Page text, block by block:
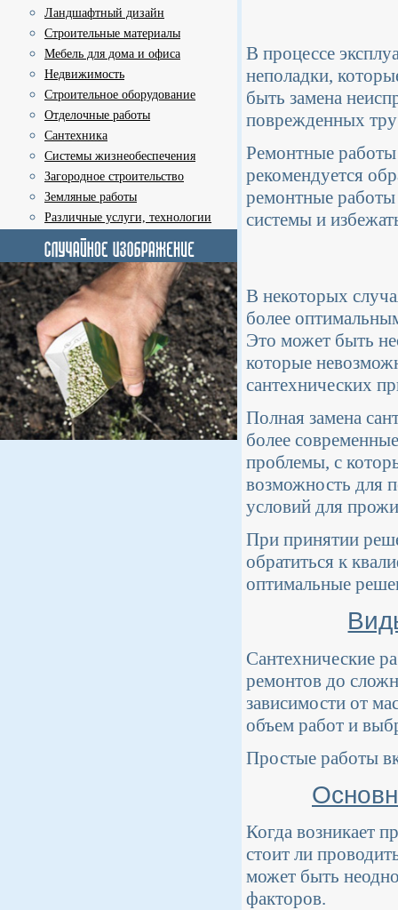
Ландшафтный дизайн
Строительные материалы
Мебель для дома и офиса
Недвижимость
Строительное оборудование
Отделочные работы
Сантехника
Системы жизнеобеспечения
Загородное строительство
Земляные работы
Различные услуги, технологии
В процессе
неполадки,
быть замена
поврежденных
Ремонтные
рекомендуется
ремонтные работы
системы и
В некоторых
более
Это может быть
которые
сантехнических
Полная замена
более
проблемы, с
возможность для
условий для
При принятии
обратиться к
оптимальные
Сантехнические
ремонтов до
зависимости от
объем работ и
Простые работы
Когда возникает
стоит ли
может быть
факторов.